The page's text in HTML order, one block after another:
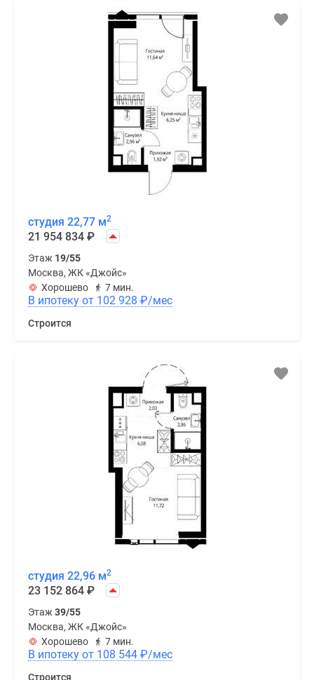
студия 22,77 м2
21 954 834 ₽
Этаж 19/55
Москва, ЖК «Джойс»
Хорошево
7 мин.
В ипотеку от 102 928 ₽/мес
Строится
студия 22,96 м2
23 152 864 ₽
Этаж39/55
Москва, ЖК «Джойс»
Хорошево
7 мин.
В ипотеку от 108 544 ₽/мес
Строится